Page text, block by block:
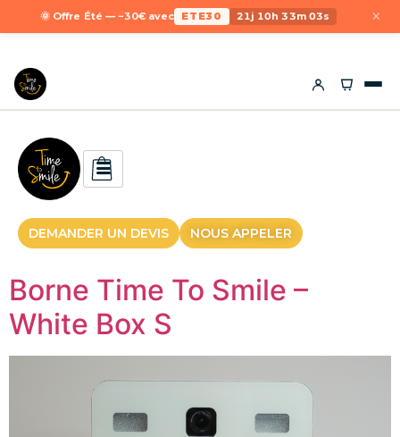
🌞 Offre Été — −30€ avec ETE30 21j 10h 33m 02s ×
DEMANDER UN DEVIS NOUS APPELER
Borne Time To Smile –
White Box S